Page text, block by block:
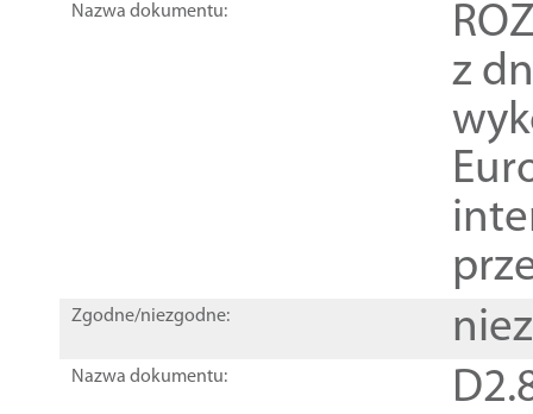
Nazwa dokumentu:
z
Zgodne/niezgodne:
Nazwa dokumentu: